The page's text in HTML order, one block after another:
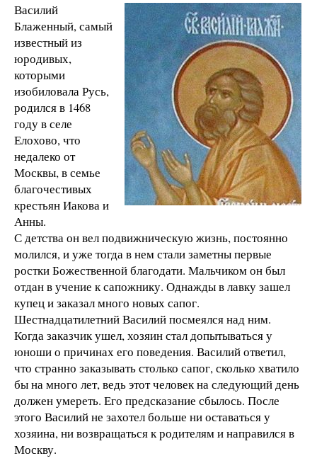
Василий
Блаженный, самый
известный из
юродивых,
которыми
изобиловала Русь,
родился в 1468
году в селе
Елохово, что
недалеко от
Москвы, в семье
благочестивых
крестьян Иакова и
Анны.
С детства он вел подвижническую жизнь, постоянно
молился, и уже тогда в нем стали заметны первые
ростки Божественной благодати. Мальчиком он был
отдан в учение к сапожнику. Однажды в лавку зашел
купец и заказал много новых сапог.
Шестнадцатилетний Василий посмеялся над ним.
Когда заказчик ушел, хозяин стал допытываться у
юноши о причинах его поведения. Василий ответил,
что странно заказывать столько сапог, сколько хватило
бы на много лет, ведь этот человек на следующий день
должен умереть. Его предсказание сбылось. После
этого Василий не захотел больше ни оставаться у
хозяина, ни возвращаться к родителям и направился в
Москву.